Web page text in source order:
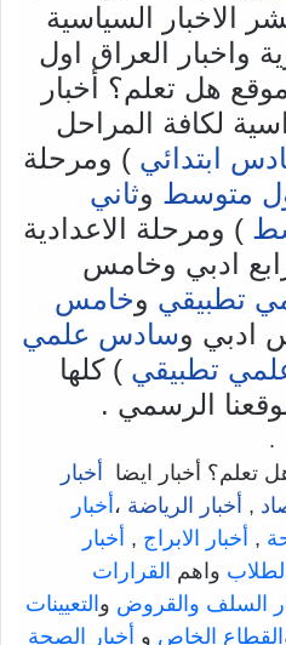
الاخبار السياسية
واخبار العراق اول
هل تعلم؟ أخبار
لكافة المراحل
ابتدائي ) ومرحلة
متوسط وثاني
) ومرحلة الاعدادية
ادبي وخامس
تطبيقي وخامس
ادبي وسادس علمي
تطبيقي ) كلها
الرسمي .
.
تعلم؟ أخبار ايضا
أخبار
, أخبار الرياضة ، أخبار
, أخبار الابراج , أخبار
واهم القرارات
السلف والقروض و التعيينات
القطاع الخاص و أخبار الصحة